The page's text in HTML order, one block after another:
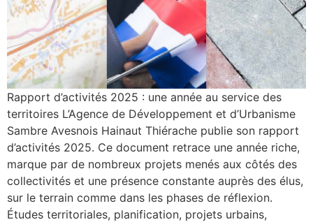
Rapport d’activités 2025 : une année au service des
territoires L’Agence de Développement et d’Urbanisme
Sambre Avesnois Hainaut Thiérache publie son rapport
d’activités 2025. Ce document retrace une année riche,
marque par de nombreux projets menés aux côtés des
collectivités et une présence constante auprès des élus,
sur le terrain comme dans les phases de réflexion.
Études territoriales, planification, projets urbains,